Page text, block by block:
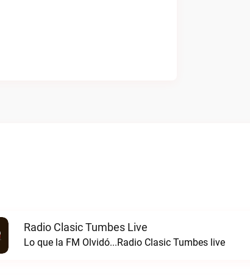
Radio Clasic Tumbes Live
Lo que la FM Olvidó...Radio Clasic Tumbes live